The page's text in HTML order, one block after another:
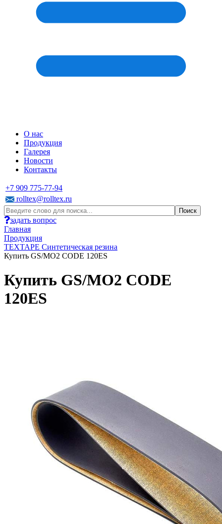
О нас
Продукция
Галерея
Новости
Контакты
+7 909 775-77-94
rolltex@rolltex.ru
задать вопрос
Главная
Продукция
TEXTAPE Синтетическая резина
Купить GS/MO2 CODE 120ES
Купить GS/MO2 CODE
120ES